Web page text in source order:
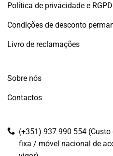
Política de privacidade e RGPD
Condições de desconto
Livro de reclamações
Sobre nós
Contactos
(+351) 937 990 554
fixa / móvel nacional de